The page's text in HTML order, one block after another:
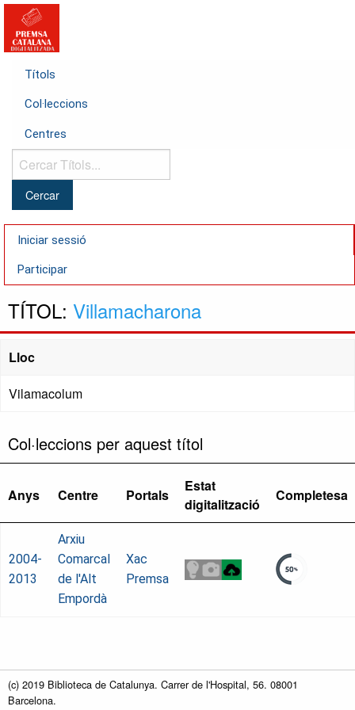
Títols
Col·leccions
Centres
Cercar
Títols...
Iniciar sessió
Participar
TÍTOL: Villamacharona
Lloc
Vilamacolum
Col·leccions per aquest títol
Anys Centre Portals
Estat
digitalització
Completesa
2004-
2013
Arxiu
Comarcal
de l'Alt
Empordà
Xac
Premsa
(c) 2019 Biblioteca de Catalunya. Carrer de l'Hospital, 56. 08001
Barcelona.